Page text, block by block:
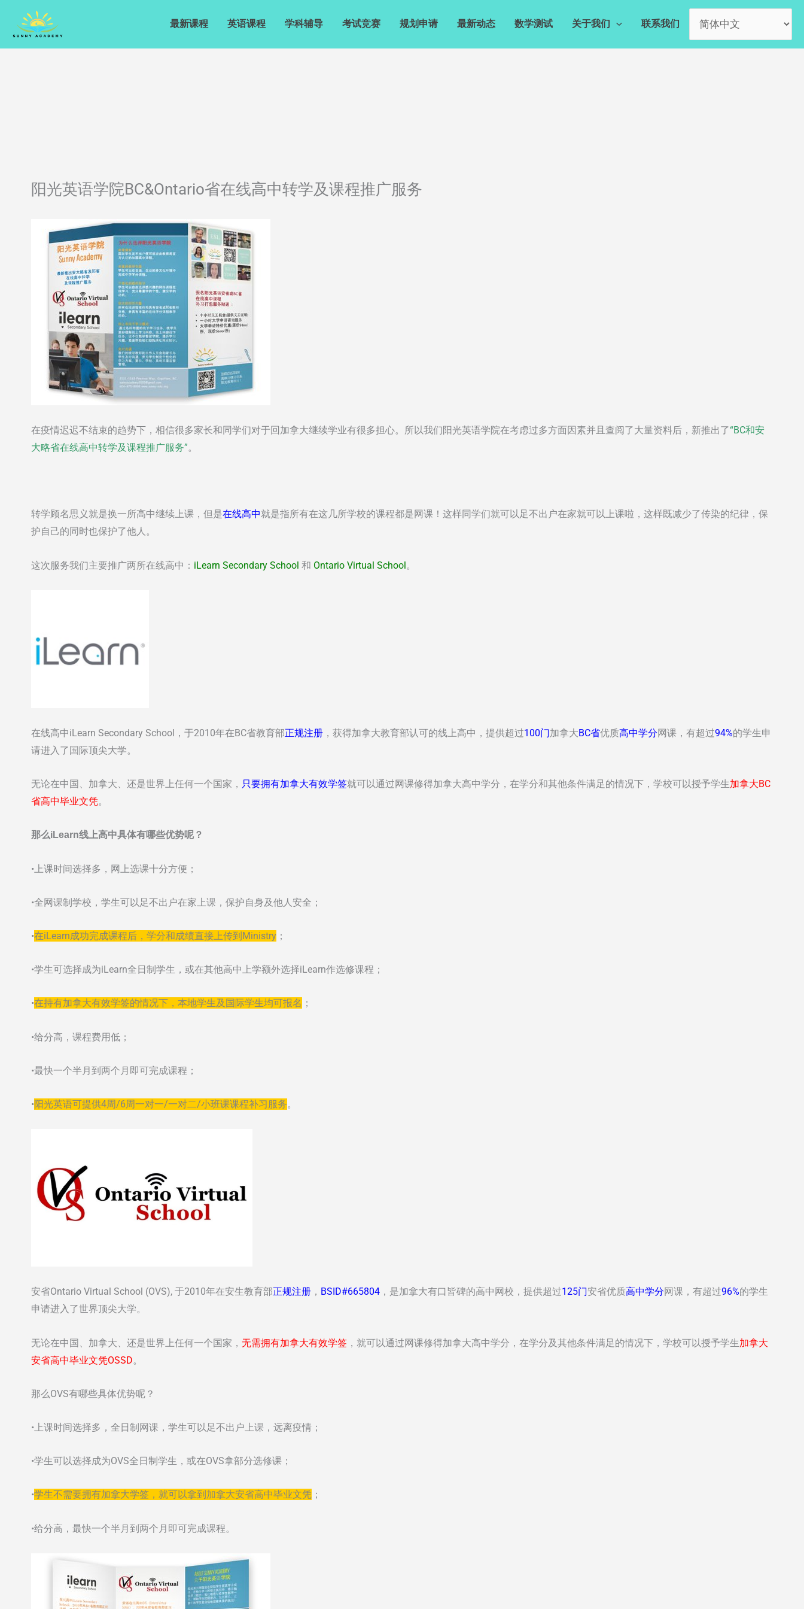
content
最新课程 英语课程 学科辅导 考试竞赛 规划申请 最新动态 数学测试 关于我们 联系我们
阳光英语学院BC&Ontario省在线高中转学及课程推广服务
在疫情迟迟不结束的趋势下，相信很多家长和同学们对于回加拿大继续学业有很多担心。所以我们阳光英语学院在考虑过多方面因素并且查阅了大量资料后，新推出了“BC和安
大略省在线高中转学及课程推广服务”。
转学顾名思义就是换一所高中继续上课，但是在线高中就是指所有在这几所学校的课程都是网课！这样同学们就可以足不出户在家就可以上课啦，这样既减少了传染的纪律，保
护自己的同时也保护了他人。
这次服务我们主要推广两所在线高中： iLearn Secondary School 和 Ontario Virtual School。
在线高中iLearn Secondary School，于2010年在BC省教育部正规注册 ，获得加拿大教育部认可的线上高中，提供超过100门加拿大BC省优质高中学分网课，有超过94%的学生申
请进入了国际顶尖大学。
无论在中国、加拿大、还是世界上任何一个国家， 只要拥有加拿大有效学签就可以通过网课修得加拿大高中学分，在学分和其他条件满足的情况下，学校可以授予学生加拿大BC
省高中毕业文凭。
那么iLearn线上高中具体有哪些优势呢？
•上课时间选择多，网上选课十分方便；
•全网课制学校，学生可以足不出户在家上课，保护自身及他人安全；
•在iLearn成功完成课程后，学分和成绩直接上传到Ministry ；
•学生可选择成为iLearn全日制学生，或在其他高中上学额外选择iLearn作选修课程；
•在持有加拿大有效学签的情况下，本地学生及国际学生均可报名 ；
•给分高，课程费用低；
•最快一个半月到两个月即可完成课程；
•阳光英语可提供4周/6周一对一/一对二/小班课课程补习服务。
安省Ontario Virtual School (OVS), 于2010年在安生教育部正规注册 ， BSID#665804 ，是加拿大有口皆碑的高中网校，提供超过125门安省优质高中学分网课，有超过96%的学生
申请进入了世界顶尖大学。
无论在中国、加拿大、还是世界上任何一个国家， 无需拥有加拿大有效学签 ，就可以通过网课修得加拿大高中学分，在学分及其他条件满足的情况下，学校可以授予学生加拿大
安省高中毕业文凭OSSD。
那么OVS有哪些具体优势呢？
•上课时间选择多，全日制网课，学生可以足不出户上课，远离疫情；
•学生可以选择成为OVS全日制学生，或在OVS拿部分选修课；
•学生不需要拥有加拿大学签，就可以拿到加拿大安省高中毕业文凭 ；
•给分高，最快一个半月到两个月即可完成课程。